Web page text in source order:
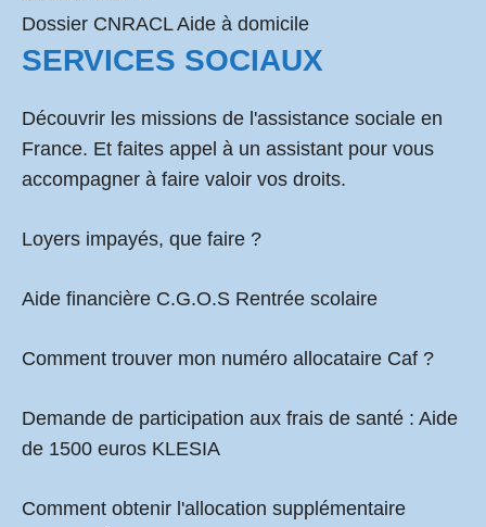
Dossier CNRACL Aide à domicile
SERVICES SOCIAUX
Découvrir les missions de l'assistance sociale en
France. Et faites appel à un assistant pour vous
accompagner à faire valoir vos droits.
Loyers impayés, que faire ?
Aide financière C.G.O.S Rentrée scolaire
Comment trouver mon numéro allocataire Caf ?
Demande de participation aux frais de santé : Aide
de 1500 euros KLESIA
Comment obtenir l'allocation supplémentaire